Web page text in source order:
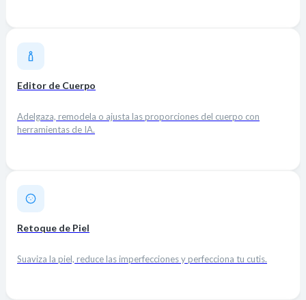
Editor de Cuerpo
Adelgaza, remodela o ajusta las proporciones del cuerpo con
herramientas de IA.
Retoque de Piel
Suaviza la piel, reduce las imperfecciones y perfecciona tu cutis.